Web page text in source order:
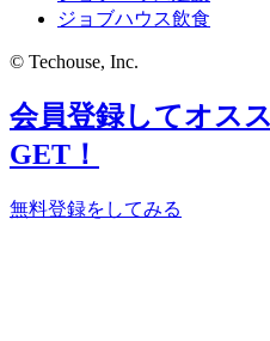
ジョブハウス飲食
© Techouse, Inc.
会員登録してオス
GET！
無料登録をしてみる